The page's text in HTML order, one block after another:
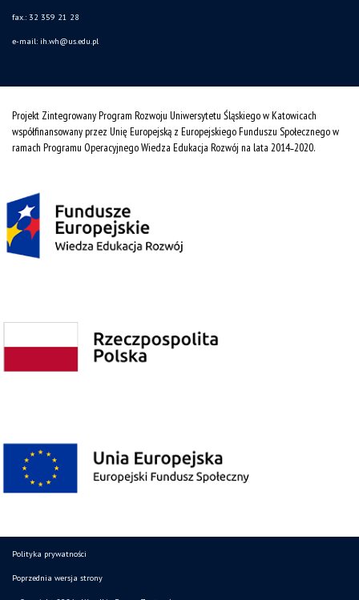
fax.: 32 359 21 28
e-mail: ih.wh@us.edu.pl
Projekt Zintegrowany Program Rozwoju Uniwersytetu Śląskiego w Katowicach
współfinansowany przez Unię Europejską z Europejskiego Funduszu Społecznego w
ramach Programu Operacyjnego Wiedza Edukacja Rozwój na lata 2014˗2020.
Polityka prywatności
Poprzednia wersja strony